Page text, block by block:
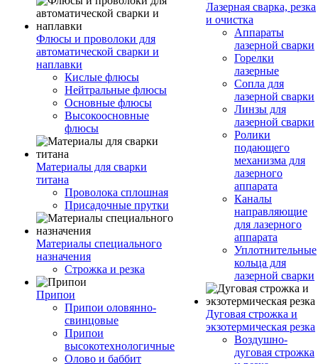
Флюсы и проволоки для
автоматической сварки и
наплавки
Кислые флюсы
Нейтральные флюсы
Основные флюсы
Высокоосновные
флюсы
Материалы для сварки
титана
Проволока сплошная
Присадочные прутки
Материалы специального
назначения
Строжка и резка
Припои
Припои оловянно-
свинцовые
Припои
высокотехнологичные
Олово и баббит
Лазерная сварка, резка
и очистка
Аппараты
лазерной сварки
Горелки
лазерные
Сопла для
лазерной сварки
Линзы для
лазерной сварки
Ролики
подающего
механизма для
лазерного
аппарата
Каналы
направляющие
для лазерного
аппарата
Уплотнительные
кольца для
лазерной сварки
Дуговая строжка и
экзотермическая резка
Воздушно-
дуговая строжка